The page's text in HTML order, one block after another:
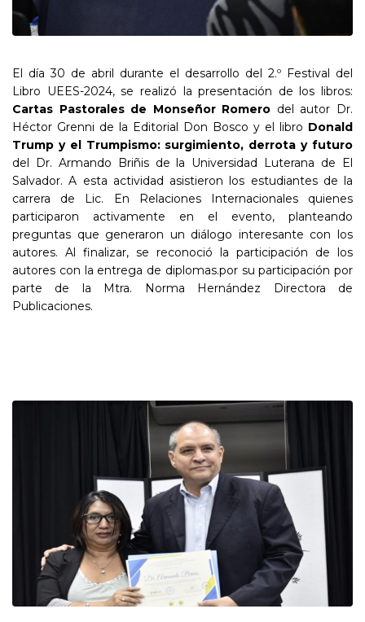
El día 30 de abril durante el desarrollo del 2.º Festival del
Libro UEES-2024, se realizó la presentación de los libros:
Cartas Pastorales de Monseñor Romero del autor Dr.
Héctor Grenni de la Editorial Don Bosco y el libro Donald
Trump y el Trumpismo: surgimiento, derrota y futuro
del Dr. Armando Briñis de la Universidad Luterana de El
Salvador. A esta actividad asistieron los estudiantes de la
carrera de Lic. En Relaciones Internacionales quienes
participaron activamente en el evento, planteando
preguntas que generaron un diálogo interesante con los
autores. Al finalizar, se reconoció la participación de los
autores con la entrega de diplomas.por su participación por
parte de la Mtra. Norma Hernández Directora de
Publicaciones.